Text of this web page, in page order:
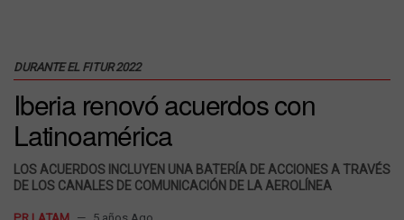
DURANTE EL FITUR 2022
Iberia renovó acuerdos con
Latinoamérica
LOS ACUERDOS INCLUYEN UNA BATERÍA DE ACCIONES A TRAVÉS
DE LOS CANALES DE COMUNICACIÓN DE LA AEROLÍNEA